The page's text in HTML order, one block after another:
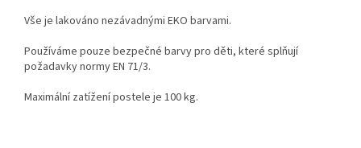
Vše je lakováno nezávadnými EKO barvami.
Používáme pouze bezpečné barvy pro děti, které splňují
požadavky normy EN 71/3.
Maximální zatížení postele je 100 kg.